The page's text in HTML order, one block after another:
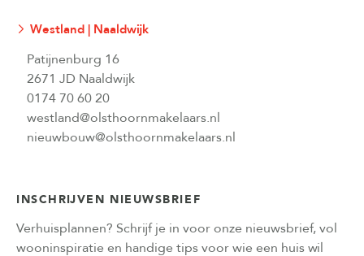
Westland | Naaldwijk
Patijnenburg 16
2671 JD Naaldwijk
0174 70 60 20
westland@olsthoornmakelaars.nl
nieuwbouw@olsthoornmakelaars.nl
INSCHRIJVEN NIEUWSBRIEF
Verhuisplannen? Schrijf je in voor onze nieuwsbrief, vol
wooninspiratie en handige tips voor wie een huis wil